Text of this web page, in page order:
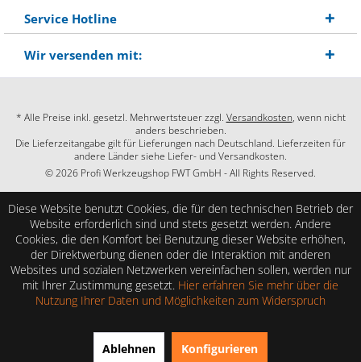
Service Hotline
Wir versenden mit:
* Alle Preise inkl. gesetzl. Mehrwertsteuer zzgl. Versandkosten, wenn nicht
anders beschrieben.
Die Lieferzeitangabe gilt für Lieferungen nach Deutschland. Lieferzeiten für
andere Länder siehe Liefer- und Versandkosten.
© 2026 Profi Werkzeugshop FWT GmbH - All Rights Reserved.
Diese Website benutzt Cookies, die für den technischen Betrieb der
Website erforderlich sind und stets gesetzt werden. Andere
Cookies, die den Komfort bei Benutzung dieser Website erhöhen,
der Direktwerbung dienen oder die Interaktion mit anderen
Websites und sozialen Netzwerken vereinfachen sollen, werden nur
mit Ihrer Zustimmung gesetzt. Hier erfahren Sie mehr über die
Nutzung Ihrer Daten und Möglichkeiten zum Widerspruch
Ablehnen Konfigurieren
SEHR GUT (4.86 / 5)
Bewertungen bei: shopauskunft.de, google.com, shopvote.de ⓘ
Informationen zur Echtheit der Bewertungen